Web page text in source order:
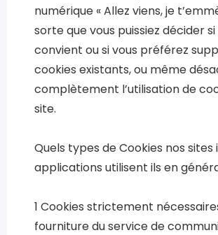
numérique « Allez viens, je
sorte que vous puissiez décider
convient ou si vous préférez
cookies existants, ou même
complètement l’utilisation de
site.
Quels types de Cookies nos
applications utilisent ils en
1 Cookies strictement
fourniture du service de